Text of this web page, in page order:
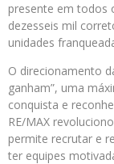
presente em todos
dezesseis mil
unidades
O direcionamento
ganham”, uma
conquista e
RE/MAX
permite recrutar e
ter equipes